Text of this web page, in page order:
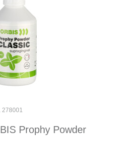
278001
Prophy Powder